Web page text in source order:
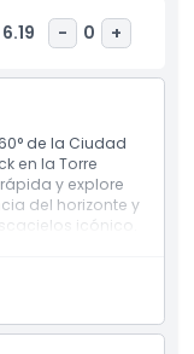
es
fotos
Financial Tower
para hacer en
perder en
- 0 +
de la Ciudad
en la Torre
y explore
del horizonte y
icónico.